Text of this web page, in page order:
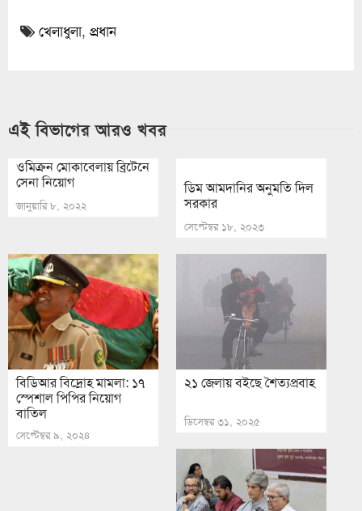
খেলাধুলা, প্রধান
এই বিভাগের আরও খবর
ওমিক্রন মোকাবেলায় ব্রিটেনে
সেনা নিয়োগ
জানুয়ারি ৮, ২০২২
ডিম আমদানির অনুমতি দিল
সরকার
সেপ্টেম্বর ১৮, ২০২৩
বিডিআর বিদ্রোহ মামলা: ১৭
স্পেশাল পিপির নিয়োগ
বাতিল
সেপ্টেম্বর ৯, ২০২৪
২১ জেলায় বইছে শৈত্যপ্রবাহ
ডিসেম্বর ৩১, ২০২৫